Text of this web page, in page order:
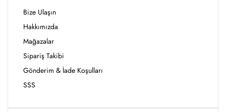
Bize Ulaşın
Hakkımızda
Mağazalar
Sipariş Takibi
Gönderim & İade Koşulları
SSS